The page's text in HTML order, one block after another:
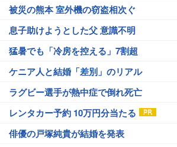
被災の熊本 室外機の窃盗相次ぐ
息子助けようとした父 意識不明
猛暑でも「冷房を控える」7割超
ケニア人と結婚「差別」のリアル
ラグビー選手が熱中症で倒れ死亡
レンタカー予約 10万円分当たる
俳優の戸塚純貴が結婚を発表